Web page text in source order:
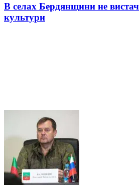
В селах Бердянщини не
культури